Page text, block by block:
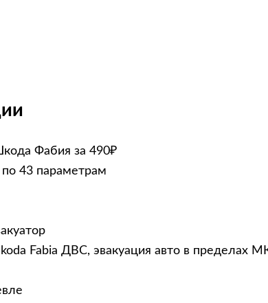
Фабия за 490₽
по 43 параметрам
Fabia ДВС, эвакуация авто в пределах